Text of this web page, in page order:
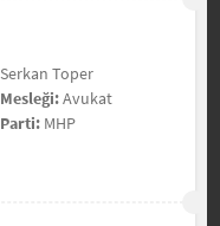
Serkan Toper
Mesleği:Avukat
Parti:MHP